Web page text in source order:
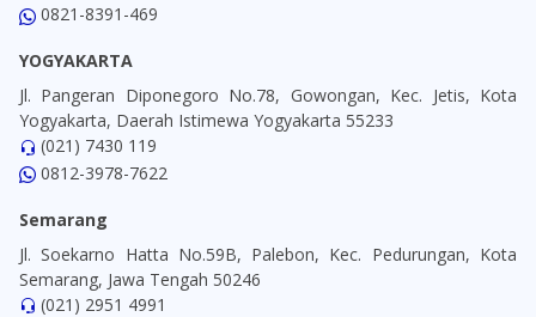
0821-8391-469
YOGYAKARTA
Jl. Pangeran Diponegoro No.78, Gowongan, Kec. Jetis, Kota
Yogyakarta, Daerah Istimewa Yogyakarta 55233
(021) 7430 119
0812-3978-7622
Semarang
Jl. Soekarno Hatta No.59B, Palebon, Kec. Pedurungan, Kota
Semarang, Jawa Tengah 50246
(021) 2951 4991